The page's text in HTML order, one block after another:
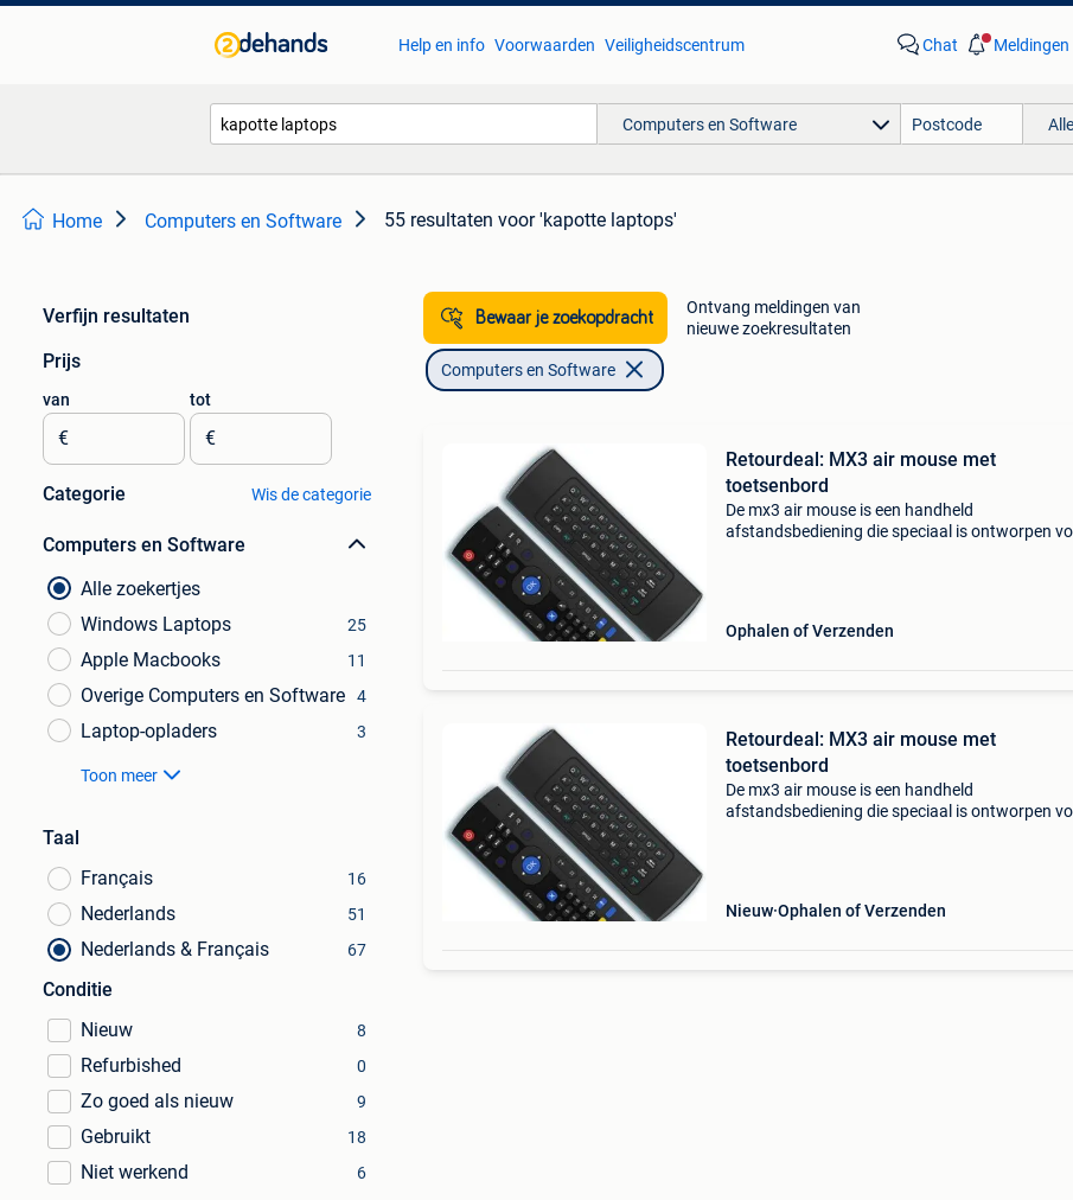
Help en info Voorwaarden Veiligheidscentrum Chat Meldingen
Computers en Software
Home Computers en Software 55 resultaten voor 'kapotte laptops'
Verfijn resultaten
Prijs
van
€
tot
€
Categorie Wis de categorie
Computers en Software
Alle zoekertjes
Windows Laptops
25
Apple Macbooks 11
Overige Computers en Software 4
Laptop-opladers 3
Toon meer
Taal
Français
16
Nederlands 51
Nederlands & Français 67
Conditie
Nieuw
8
Refurbished 0
Zo goed als nieuw 9
Gebruikt 18
Niet werkend 6
Bewaar je zoekopdracht
Ontvang meldingen van
nieuwe zoekresultaten
Computers en Software
Retourdeal: MX3 air mouse met
toetsenbord
De mx3 air mouse is een handheld
afstandsbediening die speciaal is ontworpen
Ophalen of Verzenden
Retourdeal: MX3 air mouse met
toetsenbord
De mx3 air mouse is een handheld
afstandsbediening die speciaal is ontworpen
Nieuw Ophalen of Verzenden